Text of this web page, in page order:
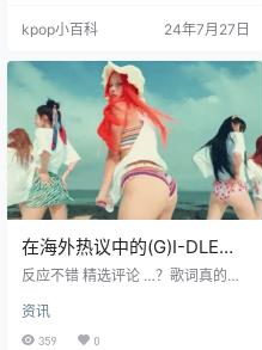
出道。该组合与88rising签约进行全
辑《I am》出道，作为4MINUTE和
CLC的直系后辈女团，是CUBE Ent
er…
kpop小百科 24年7月27日
在海外热议中的(G)I-DLE新
歌part
反应不错 精选评论 …？歌词真的有
露？ㅠㅠㅠㅠㅠㅠㅠㅜㅜ 到底为什么
这样？上次的舞蹈也是，看起来一
资讯
359 0